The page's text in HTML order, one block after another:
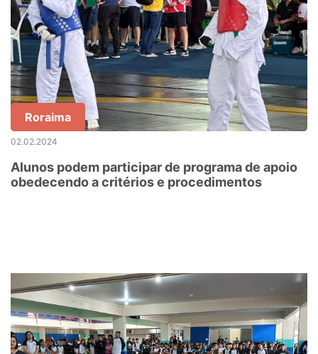
Roraima
02.02.2024
Alunos podem participar de programa de apoio
obedecendo a critérios e procedimentos